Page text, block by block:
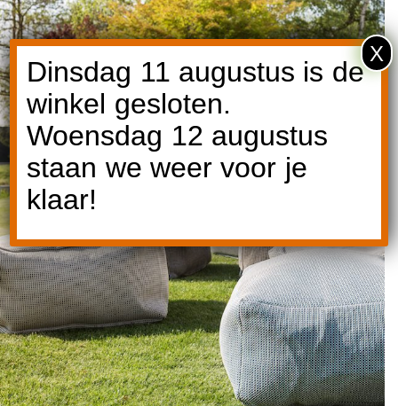
Ontdek Roolf
Dinsdag 11 augustus is de
winkel gesloten.
Woensdag 12 augustus
staan we weer voor je
klaar!
X